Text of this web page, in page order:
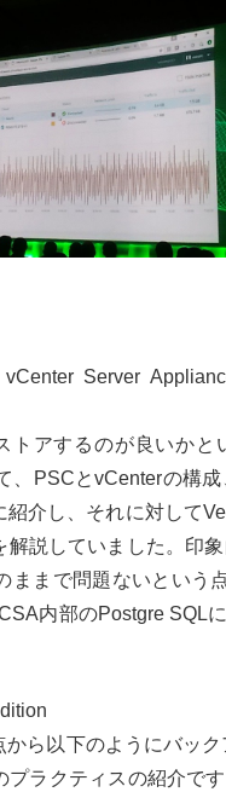
Server
トアするのが良いか
、 PSCとvCenterの構成
紹介し、それに対して
説していました。印
まで問題ないという点
内部のPostgre SQL
ら以下のようにバック
ラクティスの紹介で